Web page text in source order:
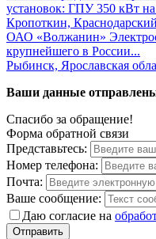
установок: ГПУ 350 кВт
Кропоткин,
ОАО «Волжанин»
крупнейшего в России...
Рыбинск, Ярославская
Ваши данные
Спасибо за обращение!
Форма обратной связи
Представьтесь:
Номер телефона:
Почта:
Ваше сообщение:
Даю согласие на
Отправить